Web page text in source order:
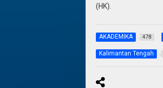
(HK).
AKADEMIKA 478
Kalimantan Tengah